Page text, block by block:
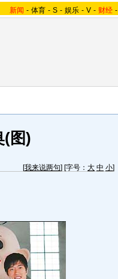
新闻 - 体育 - S - 娱乐 - V - 财经 -
(图)
[我来说两句] [字号： 大 中 小]